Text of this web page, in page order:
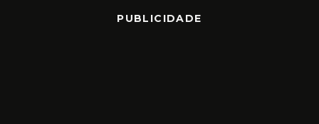
PUBLICIDADE